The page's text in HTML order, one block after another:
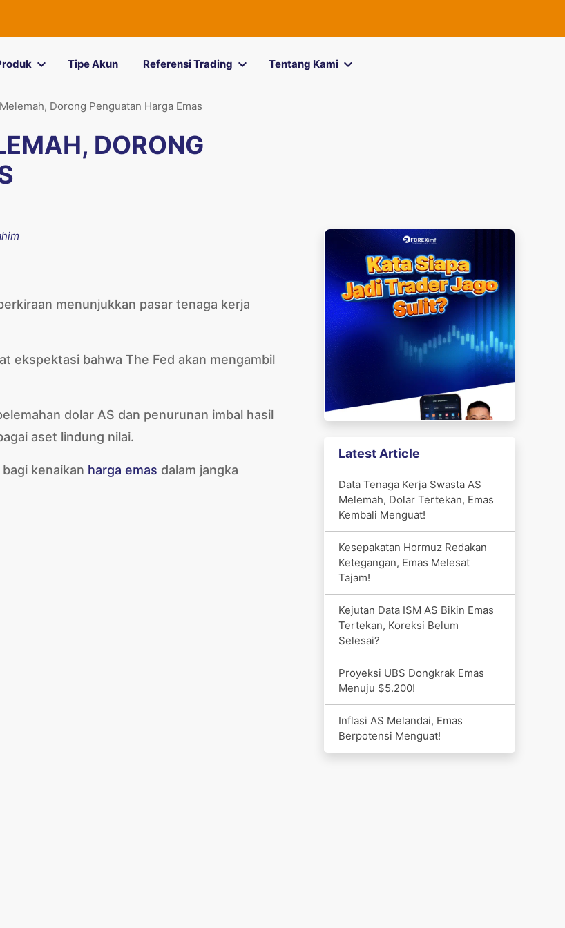
Tipe Akun Referensi Trading Tentang Kami
Dorong Penguatan Harga Emas
DORONG
menunjukkan pasar tenaga kerja
ekspektasi bahwa The Fed akan mengambil
dolar AS dan penurunan imbal hasil
aset lindung nilai.
kenaikan harga emas dalam jangka
Latest Article
Data Tenaga Kerja Swasta AS
Melemah, Dolar Tertekan, Emas
Kembali Menguat!
Kesepakatan Hormuz Redakan
Ketegangan, Emas Melesat
Tajam!
Kejutan Data ISM AS Bikin Emas
Tertekan, Koreksi Belum
Selesai?
Proyeksi UBS Dongkrak Emas
Menuju $5.200!
Inflasi AS Melandai, Emas
Berpotensi Menguat!